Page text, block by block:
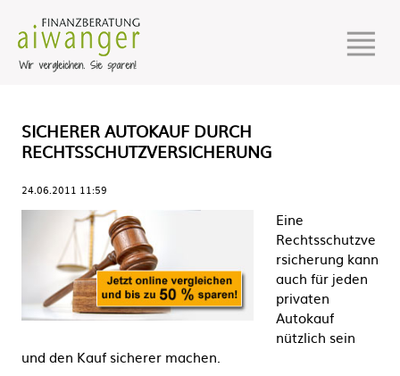
SICHERER AUTOKAUF DURCH
RECHTSSCHUTZVERSICHERUNG
24.06.2011 11:59
Eine
Rechtsschutzve
rsicherung kann
auch für jeden
privaten
Autokauf
nützlich sein
und den Kauf sicherer machen.